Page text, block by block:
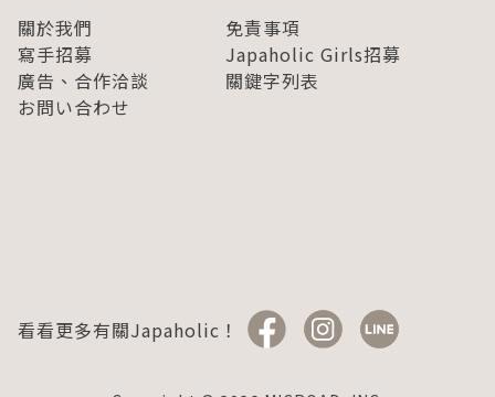
關於我們
免責事項
寫手招募
Japaholic Girls招募
廣告、合作洽談
關鍵字列表
お問い合わせ
看看更多有關Japaholic！